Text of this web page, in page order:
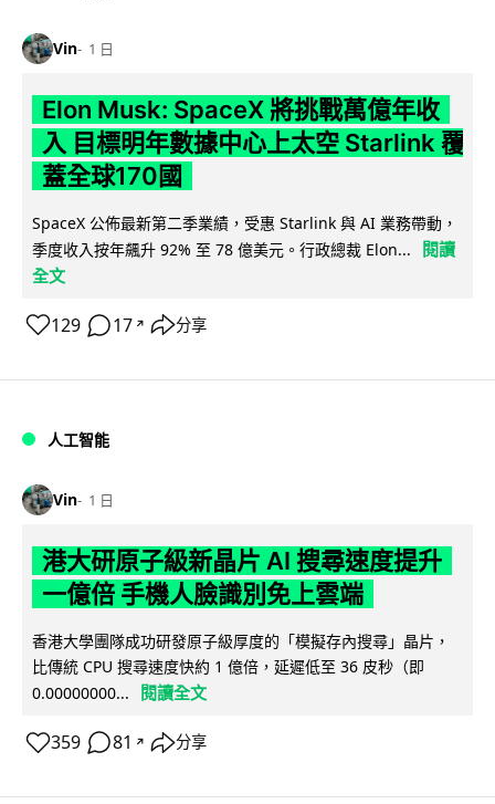
Vin 1 日
Elon Musk: SpaceX 將挑戰萬億年收
入 目標明年數據中心上太空 Starlink 覆
蓋全球170國
SpaceX 公佈最新第二季業績，受惠 Starlink 與 AI 業務帶動，
季度收入按年飆升 92% 至 78 億美元。行政總裁 Elon...
閱讀
全文
129 17 ↗ 分享
人工智能
Vin 1 日
港大研原子級新晶片 AI 搜尋速度提升
一億倍 手機人臉識別免上雲端
香港大學團隊成功研發原子級厚度的「模擬存內搜尋」晶片，
比傳統 CPU 搜尋速度快約 1 億倍，延遲低至 36 皮秒（即
0.00000000...
閱讀全文
359 81 ↗ 分享